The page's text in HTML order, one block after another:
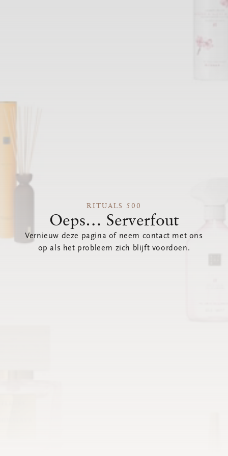
RITUALS 500
Oeps… Serverfout
Vernieuw deze pagina of neem contact met ons
op als het probleem zich blijft voordoen.